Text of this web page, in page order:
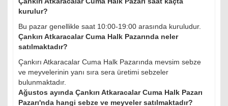
kurulur?
Bu pazar genellikle saat 10:00-19:00 arasında kuruludur.
Çankırı Atkaracalar Cuma Halk Pazarında neler
satılmaktadır?
Çankırı Atkaracalar Cuma Halk Pazarında mevsim sebze
ve meyvelerinin yanı sıra sera üretimi sebzeler
bulunmaktadır.
Ağustos ayında Çankırı Atkaracalar Cuma Halk Pazarı
Pazarı'nda hangi sebze ve meyveler satılmaktadır?